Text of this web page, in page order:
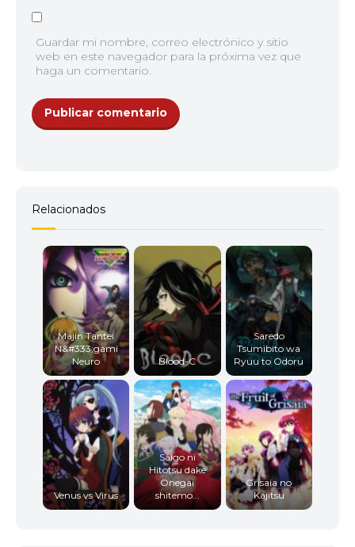
Guardar mi nombre, correo electrónico y sitio
web en este navegador para la próxima vez que
haga un comentario.
Relacionados
Majin Tantei
N&#333;gami
Neuro
Blood-C
Saredo
Tsumibito wa
Ryuu to Odoru
Venus vs Virus
Saigo ni
Hitotsu dake
Onegai
shitemo...
Grisaia no
Kajitsu